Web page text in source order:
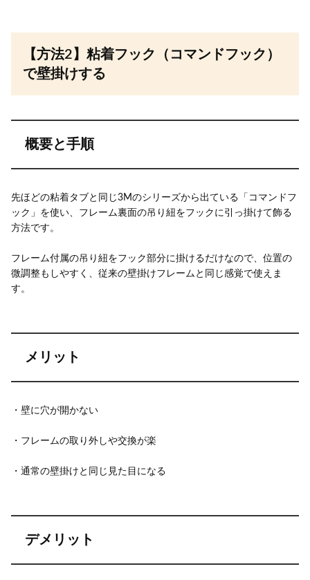
【方法2】粘着フック（コマンドフック）
で壁掛けする
概要と手順
先ほどの粘着タブと同じ3Mのシリーズから出ている「コマンドフ
ック」を使い、フレーム裏面の吊り紐をフックに引っ掛けて飾る
方法です。
フレーム付属の吊り紐をフック部分に掛けるだけなので、位置の
微調整もしやすく、従来の壁掛けフレームと同じ感覚で使えま
す。
メリット
・壁に穴が開かない
・フレームの取り外しや交換が楽
・通常の壁掛けと同じ見た目になる
デメリット